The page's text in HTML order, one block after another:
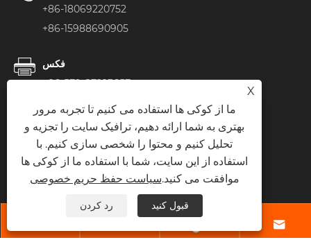
+86-18069220752
+86-15988690905
فکس
+86-579-87223657
پست الکترونیک
anny@veteksemi.com
جاده وانگدا، خیابان زیانگ، شهرستان ووی، شهر جین
هوا، استان ژجیانگ، چین

X
ما از کوکی ها استفاده می کنیم تا تجربه مرور
بهتری به شما ارائه دهیم، ترافیک سایت را تجزیه و
تحلیل کنیم و محتوا را شخصی سازی کنیم. با
استفاده از این سایت، شما با استفاده ما از کوکی ها
موافقت می کنید.سیاست حفظ حریم خصوصی
رد کردن قبول کنید